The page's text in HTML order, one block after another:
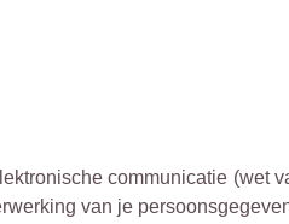
communicatie (wet
van je